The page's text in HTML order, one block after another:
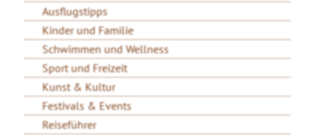
Ausflugstipps
Kinder und Familie
Schwimmen und Wellness
Sport und Freizeit
Kunst & Kultur
Festivals & Events
Reiseführer